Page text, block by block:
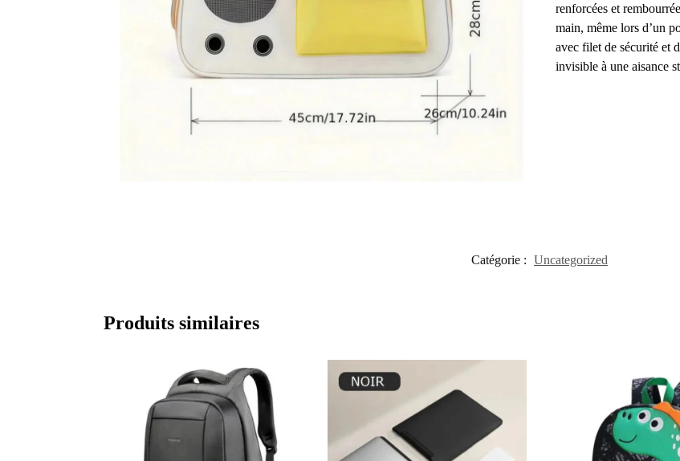
renforcées et
main, même lors d’un
avec filet de sécurité et
invisible à une aisance
Catégorie : Uncategorized
Produits similaires